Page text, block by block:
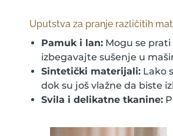
Uputstva za pranje različitih
Pamuk i lan: Mogu se
izbegavajte sušenje u
Sintetički materijali: Lako
dok su još vlažne da biste
Svila i delikatne tkanine: